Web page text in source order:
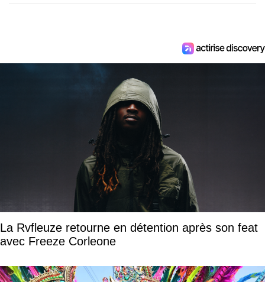
La Rvfleuze retourne en détention après son feat
avec Freeze Corleone